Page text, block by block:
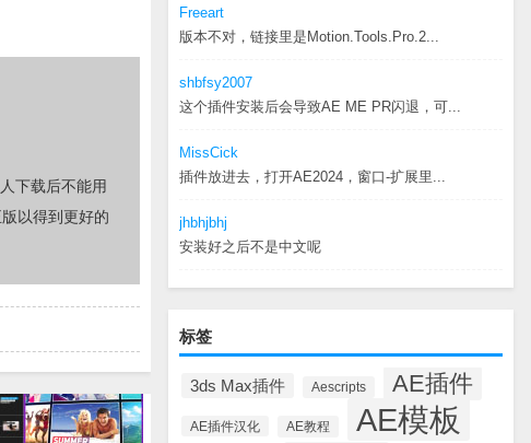
Freeart
版本不对，链接里是Motion.Tools.Pro.2...
shbfsy2007
这个插件安装后会导致AE ME PR闪退，可...
MissCick
插件放进去，打开AE2024，窗口-扩展里...
jhbhjbhj
安装好之后不是中文呢
标签
3ds Max插件 Aescripts AE插件
AE插件汉化 AE教程 AE模板
下载后不能用
以得到更好的